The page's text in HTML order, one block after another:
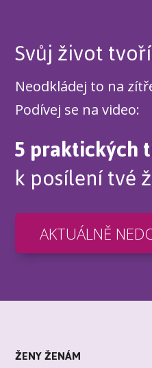
Svůj život
Neodkládej to na
Podívej se na video:
5 praktických
k posílení tvé
AKTUÁLNĚ
ŽENY ŽENÁM